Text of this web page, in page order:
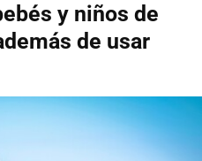
y niños de
de usar